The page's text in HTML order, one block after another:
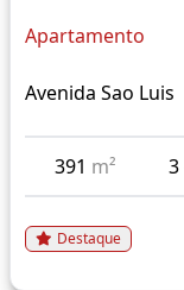
Apartamento
Avenida Sao Luis
391 m² 3
Destaque